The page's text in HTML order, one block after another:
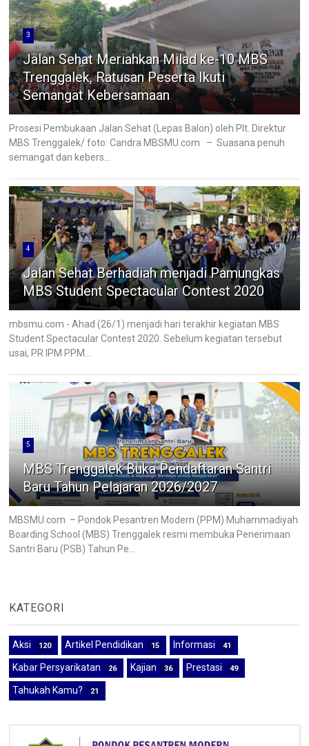
3
Jalan Sehat Meriahkan Milad ke-10 MBS
Trenggalek, Ratusan Peserta Ikuti
Semangat Kebersamaan
Prosesi Pembukaan Jalan Sehat (Lepas Balon) oleh Plt. Direktur
MBS Trenggalek/ foto: Candra MBSMU.com – Suasana penuh
semangat dan kebers...
4
Jalan Sehat Berhadiah menjadi Pamungkas
MBS Student Spectacular Contest 2020
mbsmu.com - Ahad (26/1) menjadi hari terakhir kegiatan MBS
Student Spectacular Contest 2020. Sebelum kegiatan tersebut
usai, PR IPM PPM...
5
MBS Trenggalek Buka Pendaftaran Santri
Baru Tahun Pelajaran 2026/2027
MBSMU.com – Pondok Pesantren Modern (PPM) Muhammadiyah
Boarding School (MBS) Trenggalek resmi membuka Penerimaan
Santri Baru (PSB) Tahun Pe...
KATEGORI
Aksi 120 Artikel Pendidikan 15 Informasi 41
Kabar Persyarikatan 26 Kajian 36 Prestasi 49
Tahukah Kamu? 21